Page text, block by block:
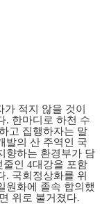
적지 않을 것이
. 한마디로 하천 수
고 집행하자는 말
발의 산 주역인 국
향하는 환경부가 담
인 4대강을 포함
. 국회정상화를 위
원화에 졸속 합의했
위로 불거졌다.